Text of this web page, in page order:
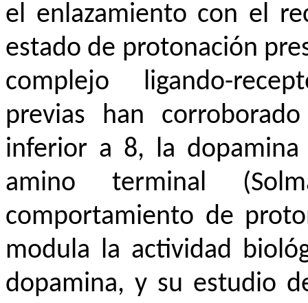
el enlazamiento con el
estado de protonación
complejo ligando-
previas han
inferior a 8, la
amino terminal
comportamiento de
modula la actividad
dopamina, y su estudio